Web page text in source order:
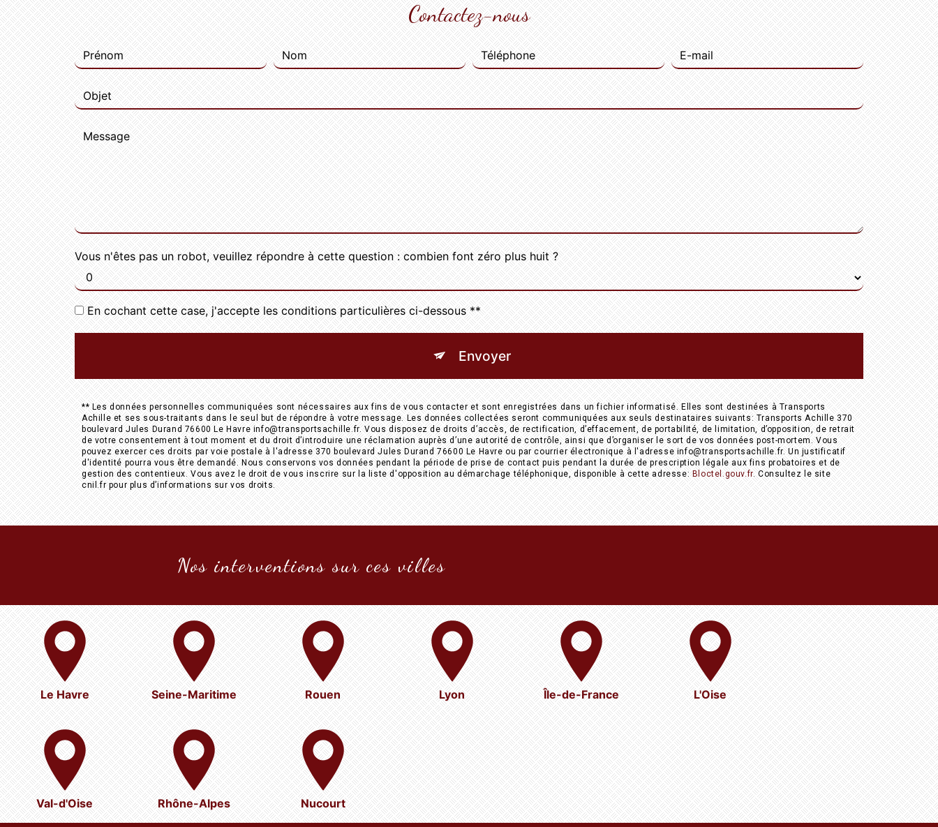
Contactez-nous
Vous n'êtes pas un robot, veuillez répondre à cette question : combien font zéro plus huit ?
En cochant cette case, j'accepte les conditions particulières ci-dessous **
Envoyer
** Les données personnelles communiquées sont nécessaires aux fins de vous contacter et sont enregistrées dans un fichier informatisé. Elles sont destinées à Transports
Achille et ses sous-traitants dans le seul but de répondre à votre message. Les données collectées seront communiquées aux seuls destinataires suivants: Transports Achille 370
boulevard Jules Durand 76600 Le Havre info@transportsachille.fr. Vous disposez de droits d’accès, de rectification, d’effacement, de portabilité, de limitation, d’opposition, de retrait
de votre consentement à tout moment et du droit d’introduire une réclamation auprès d’une autorité de contrôle, ainsi que d’organiser le sort de vos données post-mortem. Vous
pouvez exercer ces droits par voie postale à l'adresse 370 boulevard Jules Durand 76600 Le Havre ou par courrier électronique à l'adresse info@transportsachille.fr. Un justificatif
d'identité pourra vous être demandé. Nous conservons vos données pendant la période de prise de contact puis pendant la durée de prescription légale aux fins probatoires et de
gestion des contentieux. Vous avez le droit de vous inscrire sur la liste d'opposition au démarchage téléphonique, disponible à cette adresse:Bloctel.gouv.fr. Consultez le site
cnil.fr pour plus d’informations sur vos droits.
Nos interventions sur ces villes
Le Havre Seine-Maritime Rouen Lyon Île-de-France L'Oise
Val-d'Oise Rhône-Alpes Nucourt